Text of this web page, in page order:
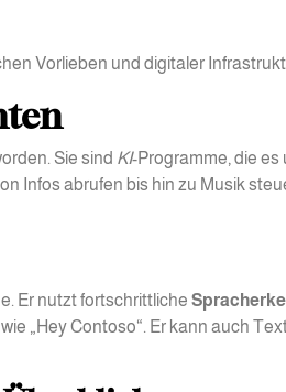
Vorlieben und digitaler
Sie sind KI-Programme, die es
Infos abrufen bis hin zu Musik
Er nutzt fortschrittliche
„Hey Contoso“. Er kann auch